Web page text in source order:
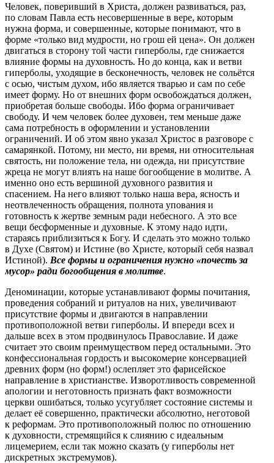
Человек, поверивший в Христа, должен развиваться, раз,
по словам Павла есть несовершенные в вере, которым
нужна форма, и совершенные, которые понимают, что в
форме «только вид мудрости, но грош ей цена». Он должен
двигаться в сторону той части гиперболы, где снижается
влияние формы на духовность. Но до конца, как и ветви
гиперболы, уходящие в бесконечность, человек не сольётся
с осью, чистым духом, ибо является тварью и сам по себе
имеет форму. Но от внешних форм освобождаться должен,
приобретая больше свободы. Ибо форма ограничивает
свободу. И чем человек более духовен, тем меньше даже
сама потребность в оформлении и установлении
ограничений. И об этом явно указал Христос в разговоре с
самарянкой. Потому, ни место, ни время, ни относительная
святость, ни положение тела, ни одежда, ни присутствие
жреца не могут влиять на наше богообщение в молитве. А
именно оно есть вершиной духовного развития и
спасением. На него влияют только наша вера, ясность и
неотвлеченность обращения, полнота упования и
готовность к жертве земным ради небесного. А это все
вещи бесформенные и духовные. К этому надо идти,
стараясь приблизиться к Богу. И сделать это можно только
в Духе (Святом) и Истине (во Христе, который себя назвал
Истиной). Все формы и ограничения нужно «почесть за
мусор» ради богообщения в молитве.
Деноминации, которые устанавливают формы почитания,
проведения собраний и ритуалов на них, увеличивают
присутствие формы и двигаются в направлении
противоположной ветви гиперболы. И впереди всех и
дальше всех в этом продвинулось Православие. И даже
считает это своим преимуществом перед остальными. Это
конфессиональная гордость и высокомерие консервацией
древних форм (но форм!) ослепляет это фарисейское
направление в христианстве. Изворотливость современной
апологии и неготовность признать факт возможности
церкви ошибаться, только усугубляет состояние системы и
делает её совершенно, практически абсолютно, неготовой
к реформам. Это противоположный полюс по отношению
к духовности, стремящийся к слиянию с идеальным
лицемерием, если так можно сказать (у гиперболы нет
дискретных экстремумов).